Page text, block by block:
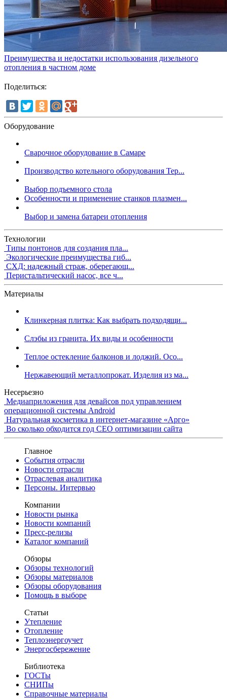
Преимущества и недостатки использования дизельного
отопления в частном доме
Поделиться:
Оборудование
Сварочное оборудование в Самаре
Производство котельного оборудования Тер...
Выбор подъемного стола
Особенности и применение станков плазмен...
Выбор и замена батареи отопления
Технологии
Типы понтонов для создания пла...
Экологические преимущества гиб...
СХД: надежный страж, оберегающ...
Перистальтический насос, все ч...
Материалы
Клинкерная плитка: Как выбрать подходящи...
Слэбы из гранита. Их виды и особенности
Теплое остекление балконов и лоджий. Осо...
Нержавеющий металлопрокат. Изделия из ма...
Несерьезно
Медиаприложения для девайсов под управлением
операционной системы Android
Натуральная косметика в интернет-магазине «Арго»
Во сколько обходится год СЕО оптимизации сайта
Главное
События отрасли
Новости отрасли
Отраслевая аналитика
Персоны. Интервью
Компании
Новости рынка
Новости компаний
Пресс-релизы
Каталог компаний
Обзоры
Обзоры технологий
Обзоры материалов
Обзоры оборудования
Помощь в выборе
Статьи
Утепление
Отопление
Теплоэнергоучет
Энергосбережение
Библиотека
ГОСТы
СНИПы
Справочные материалы